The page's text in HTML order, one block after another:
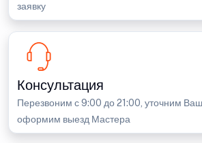
заявку
Консультация
Перезвоним с 9:00 до 21:00, уточним
оформим выезд Мастера